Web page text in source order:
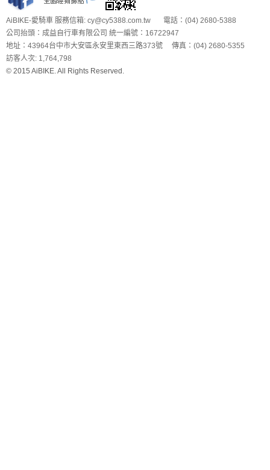
AiBIKE-愛騎車 服務信箱: cy@cy5388.com.tw 電話：(04) 2680-5388
公司抬頭：成益自行車有限公司 統一編號：16722947
地址：43964台中市大安區永安里東西三路373號 傳真：(04) 2680-5355
訪客人次: 1,764,798
© 2015 AiBIKE. All Rights Reserved.